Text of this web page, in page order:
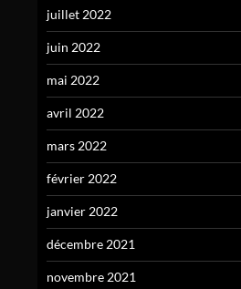
juillet 2022
juin 2022
mai 2022
avril 2022
mars 2022
février 2022
janvier 2022
décembre 2021
novembre 2021